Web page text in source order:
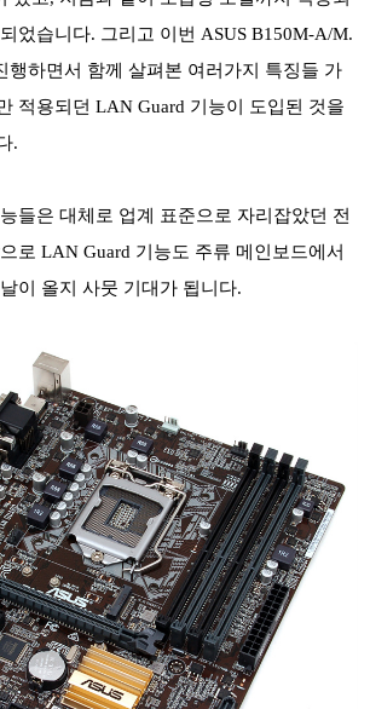
었습니다. 그리고 이번 ASUS B150M-A/M.
행하면서 함께 살펴본 여러가지 특징들 가
적용되던 LAN Guard 기능이 도입된 것을
.
들은 대체로 업계 표준으로 자리잡았던 전
로 LAN Guard 기능도 주류 메인보드에서
이 올지 사뭇 기대가 됩니다.